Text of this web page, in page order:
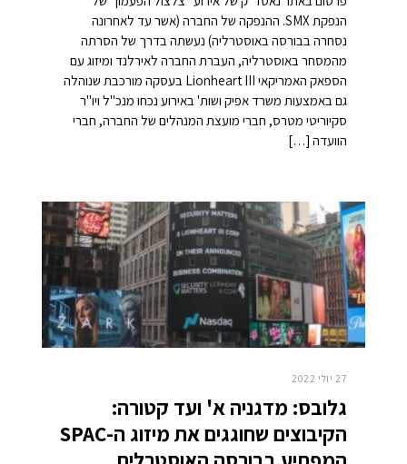
הנפקת SMX. ההנפקה של החברה (אשר עד לאחרונה
נסחרה בבורסה באוסטרליה) נעשתה בדרך של הסרתה
מהמסחר באוסטרליה, העברת החברה לאירלנד ומיזוג עם
הספאק האמריקאי Lionheart III בעסקה מורכבת שנוהלה
גם באמצעות משרד אפיק ושות' באירוע נכחו מנכ"ל ויו"ר
סקיוריטי מטרס, חברי מועצת המנהלים של החברה, חברי
הוועדה […]
27 יולי 2022
גלובס: מדגניה א' ועד קטורה:
הקיבוצים שחוגגים את מיזוג ה-SPAC